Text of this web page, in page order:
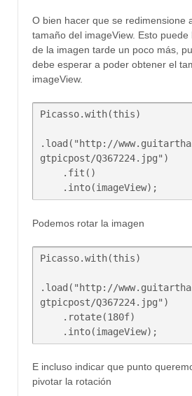
O bien hacer que se redimensione
tamaño del imageView. Esto
de la imagen tarde un poco más,
debe esperar a poder obtener el
imageView.
Picasso.with(this)
.load("http://
gtpicpost/Q367224.jpg")
Podemos rotar la imagen
Picasso.with(this)
.load("http://
gtpicpost/Q367224.jpg")
E incluso indicar que punto
pivotar la rotación